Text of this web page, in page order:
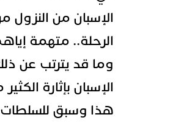
الإسبان من النزول
الرحلة.. متهمة
وما قد يترتب عن
الإسبان بإثارة
هذا وسبق للسلطات